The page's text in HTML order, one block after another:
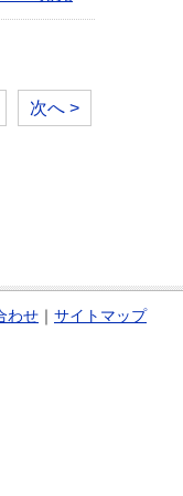
次へ >
わせ ｜ サイトマップ